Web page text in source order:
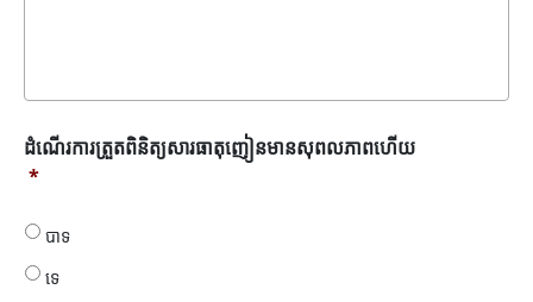
ដំណើរ
ការ​
សារ
ធាតុ​
ញៀន​
ដំណើរការ​ត្រួតពិនិត្យ​សារធាតុ​ញៀន​មាន​សុពលភាព​ហើយ
*
បាទ
ទេ